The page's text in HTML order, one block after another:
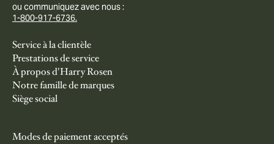
ou communiquez avec nous :
1-800-917-6736.
Service à la clientèle
Prestations de service
À propos d'Harry Rosen
Notre famille de marques
Siège social
Modes de paiement acceptés